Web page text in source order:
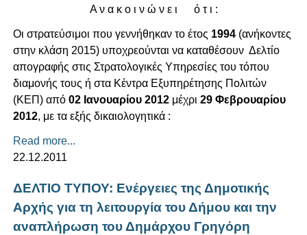
Α ν α κ ο ι ν ώ ν ε ι ό τ ι :
Οι στρατεύσιμοι που γεννήθηκαν το έτος 1994 (ανήκοντες
στην κλάση 2015) υποχρεούνται να καταθέσουν Δελτίο
απογραφής στις Στρατολογικές Υπηρεσίες του τόπου
διαμονής τους ή στα Κέντρα Εξυπηρέτησης Πολιτών
(ΚΕΠ) από02 Ιανουαρίου 2012 μέχρι29 Φεβρουαρίου
2012, με τα εξής δικαιολογητικά :
Read more...
22.12.2011
ΔΕΛΤΙΟ ΤΥΠΟΥ: Ενέργειες της Δημοτικής
Αρχής για τη λειτουργία του Δήμου και την
αναπλήρωση του Δημάρχου Γρηγόρη